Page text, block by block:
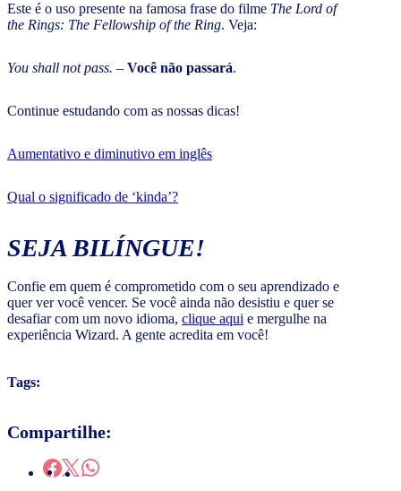
Este é o uso presente na famosa frase do filme The Lord of
the Rings: The Fellowship of the Ring. Veja:
You shall not pass. – Você não passará.
Continue estudando com as nossas dicas!
Aumentativo e diminutivo em inglês
Qual o significado de ‘kinda’?
SEJA BILÍNGUE!
Confie em quem é comprometido com o seu aprendizado e
quer ver você vencer. Se você ainda não desistiu e quer se
desafiar com um novo idioma, clique aqui e mergulhe na
experiência Wizard. A gente acredita em você!
Tags:
Compartilhe: